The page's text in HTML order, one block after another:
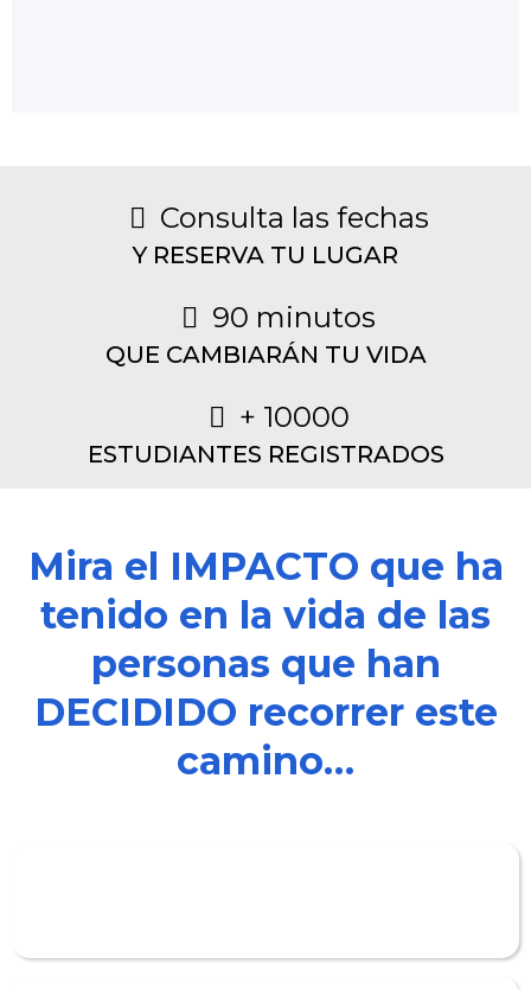
Consulta las fechas
Y RESERVA TU LUGAR
90 minutos
QUE CAMBIARÁN TU VIDA
+ 10000
ESTUDIANTES REGISTRADOS
Mira el IMPACTO que ha
tenido en la vida de las
personas que han
DECIDIDO recorrer este
camino…